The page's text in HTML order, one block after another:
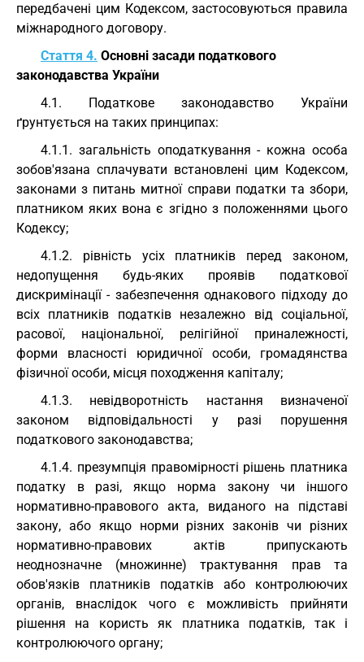
передбачені цим Кодексом, застосовуються правила
міжнародного договору.
Стаття 4. Основні засади податкового
законодавства України
4.1. Податкове законодавство України
ґрунтується на таких принципах:
4.1.1. загальність оподаткування - кожна особа
зобов'язана сплачувати встановлені цим Кодексом,
законами з питань митної справи податки та збори,
платником яких вона є згідно з положеннями цього
Кодексу;
4.1.2. рівність усіх платників перед законом,
недопущення будь-яких проявів податкової
дискримінації - забезпечення однакового підходу до
всіх платників податків незалежно від соціальної,
расової, національної, релігійної приналежності,
форми власності юридичної особи, громадянства
фізичної особи, місця походження капіталу;
4.1.3. невідворотність настання визначеної
законом відповідальності у разі порушення
податкового законодавства;
4.1.4. презумпція правомірності рішень платника
податку в разі, якщо норма закону чи іншого
нормативно-правового акта, виданого на підставі
закону, або якщо норми різних законів чи різних
нормативно-правових актів припускають
неоднозначне (множинне) трактування прав та
обов'язків платників податків або контролюючих
органів, внаслідок чого є можливість прийняти
рішення на користь як платника податків, так і
контролюючого органу;